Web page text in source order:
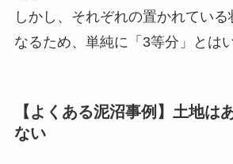
しかし、それぞれの置かれてい
なるため、単純に「3等分」とは
【よくある泥沼事例】土地は
ない